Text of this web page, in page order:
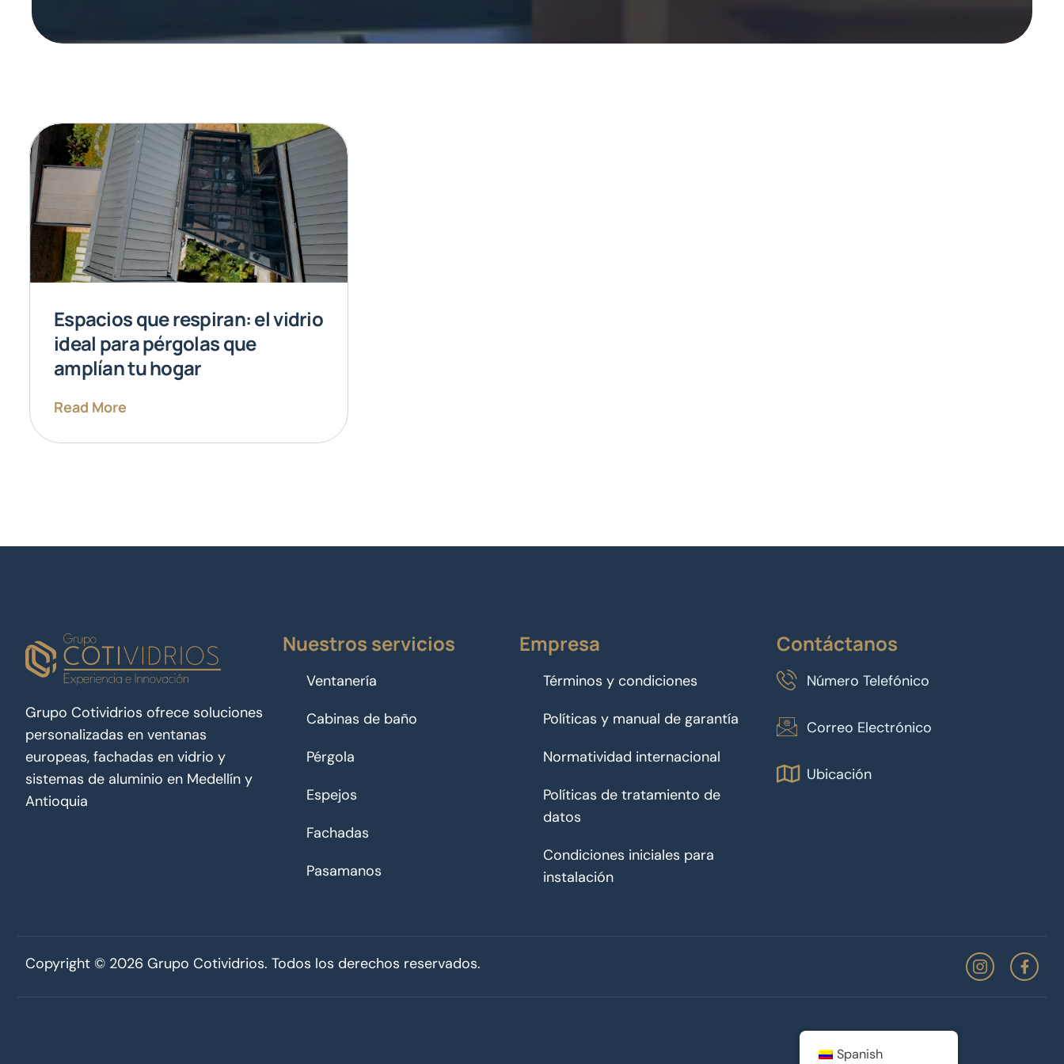
Espacios que respiran: el vidrio
ideal para pérgolas que
amplían tu hogar
Read More
Grupo Cotividrios ofrece soluciones
personalizadas en ventanas
europeas, fachadas en vidrio y
sistemas de aluminio en Medellín y
Antioquia
Nuestros servicios
Ventanería
Cabinas de baño
Pérgola
Espejos
Fachadas
Pasamanos
Empresa
Términos y condiciones
Políticas y manual de garantía
Normatividad internacional
Políticas de tratamiento de
datos
Condiciones iniciales para
instalación
Contáctanos
Número Telefónico
Correo Electrónico
Ubicación
Copyright ©️ 2026 Grupo Cotividrios. Todos los derechos reservados.
Spanish